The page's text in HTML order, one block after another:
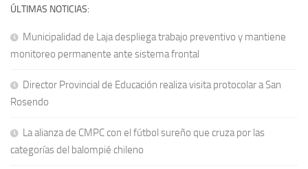
ÚLTIMAS NOTICIAS:
Municipalidad de Laja despliega trabajo preventivo y mantiene
monitoreo permanente ante sistema frontal
Director Provincial de Educación realiza visita protocolar a San
Rosendo
La alianza de CMPC con el fútbol sureño que cruza por las
categorías del balompié chileno